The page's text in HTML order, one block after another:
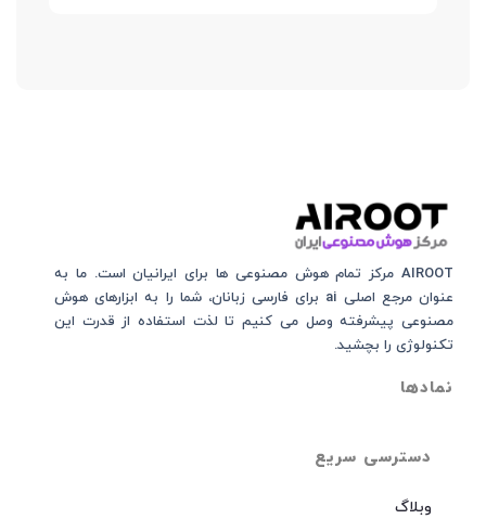
دسترسی سریع
وبلاگ
AIROOT مرکز تمام هوش مصنوعی‌‌‌ ها برای ایرانیان است. ما به
عنوان مرجع اصلی ai برای فارسی زبانان، شما را به ابزارهای هوش
مصنوعی پیشرفته وصل می کنیم تا لذت استفاده از قدرت این
تکنولوژی را بچشید.
نمادها